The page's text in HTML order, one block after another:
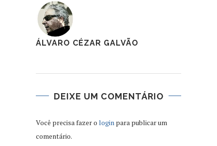
ÁLVARO CÉZAR GALVÃO
DEIXE UM COMENTÁRIO
Você precisa fazer o login para publicar um
comentário.